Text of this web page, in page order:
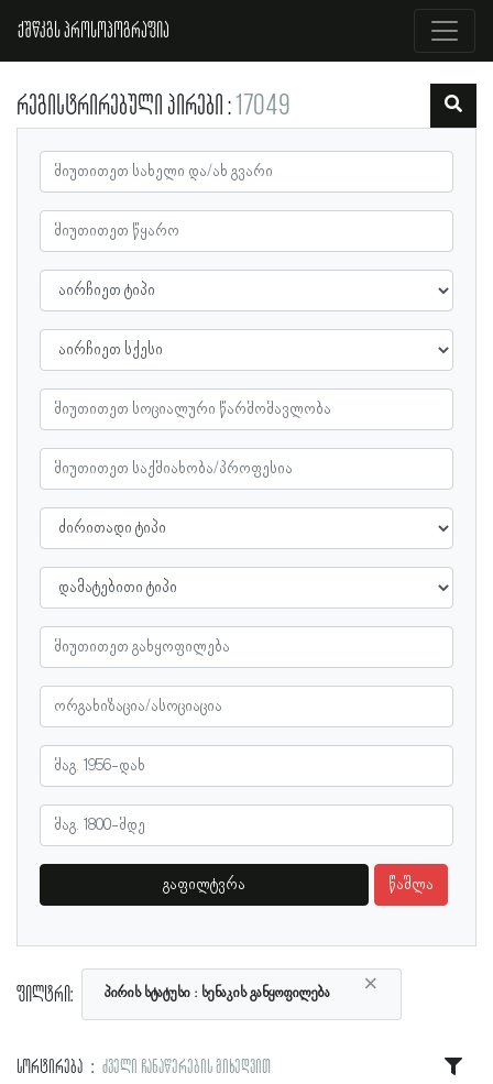
ქშწკგს პროსოპოგრაფია
რეგისტრირებული პირები 17049
გაფილტვრა წაშლა
ფილტრი: ×
პირის სტატუსი სენაკის განყოფილება
სორტირება ძველი ჩანაწერების მიხედვით